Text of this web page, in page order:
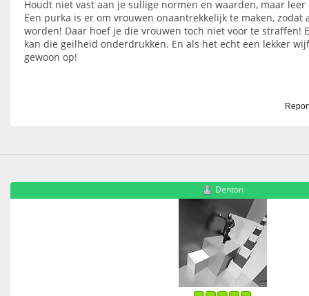
Houdt niet vast aan je sullige normen en waarden, maar leer
Een purka is er om vrouwen onaantrekkelijk te maken,
worden! Daar hoef je die vrouwen toch niet voor te straffen!
kan die geilheid onderdrukken. En als het echt een lekker
gewoon op!
Denton